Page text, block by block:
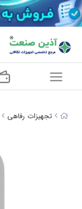
تجهیزات رفاهی